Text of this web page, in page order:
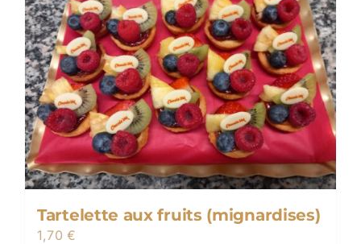
Tartelette aux fruits (mignardises)
1,70€